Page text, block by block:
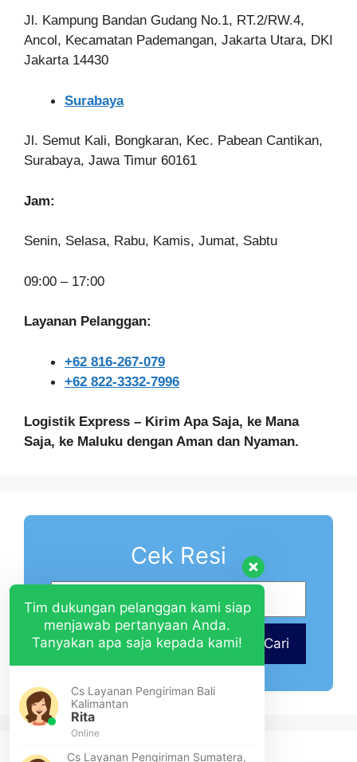
Jl. Kampung Bandan Gudang No.1, RT.2/RW.4,
Ancol, Kecamatan Pademangan, Jakarta Utara, DKI
Jakarta 14430
Surabaya
Jl. Semut Kali, Bongkaran, Kec. Pabean Cantikan,
Surabaya, Jawa Timur 60161
Jam:
Senin, Selasa, Rabu, Kamis, Jumat, Sabtu
09:00 – 17:00
Layanan Pelanggan:
+62 816-267-079
+62 822-3332-7996
Logistik Express – Kirim Apa Saja, ke Mana
Saja, ke Maluku dengan Aman dan Nyaman.
Cek Resi
Cari
Tim dukungan pelanggan kami siap
menjawab pertanyaan Anda.
Tanyakan apa saja kepada kami!
Cs Layanan Pengiriman Bali
Kalimantan
Rita
Online
Cs Layanan Pengiriman Sumatera,